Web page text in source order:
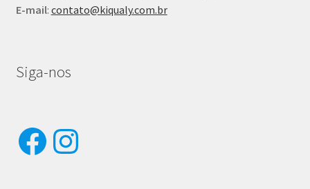
E-mail: contato@kiqualy.com.br
Siga-nos
Facebook
Instagram